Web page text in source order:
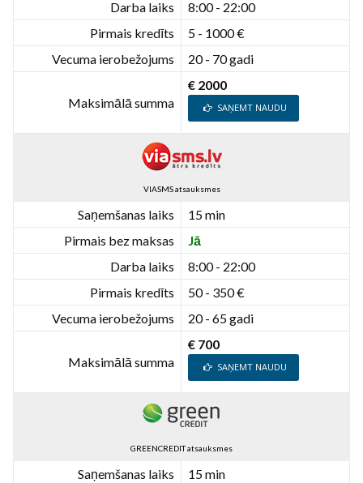
Darba laiks
8:00 - 22:00
Pirmais kredīts
5 - 1000 €
Vecuma ierobežojums
20 - 70 gadi
Maksimālā summa
€ 2000
SAŅEMT NAUDU
VIASMS atsauksmes
Saņemšanas laiks
15 min
Pirmais bez maksas
Jā
Darba laiks
8:00 - 22:00
Pirmais kredīts
50 - 350 €
Vecuma ierobežojums
20 - 65 gadi
Maksimālā summa
€ 700
SAŅEMT NAUDU
GREENCREDIT atsauksmes
Saņemšanas laiks
15 min